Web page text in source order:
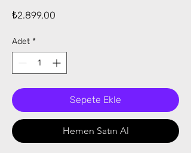
₺2.899,00
Adet *
Sepete Ekle
Hemen Satın Al